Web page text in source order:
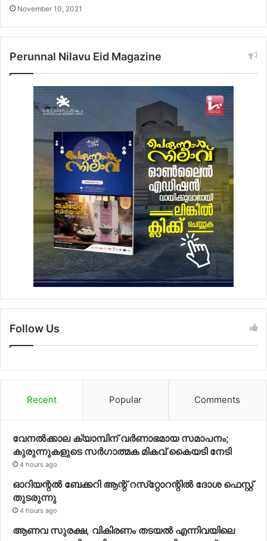
November 10, 2021
Perunnal Nilavu Eid Magazine
Follow Us
Recent Popular Comments
വേനല്‍ക്കാല ക്യാമ്പിന് വര്‍ണാഭമായ സമാപനം;
കുരുന്നുകളുടെ സര്‍ഗാത്മക മികവ് കൈയടി നേടി
4 hours ago
ഓറിയന്റല്‍ ബേക്കറി ആന്റ് റസ്‌റ്റോറന്റില്‍ ദോശ ഫെസ്റ്റ്
തുടരുന്നു
4 hours ago
ആണവ സുരക്ഷ, വികിരണം തടയല്‍ എന്നിവയിലെ